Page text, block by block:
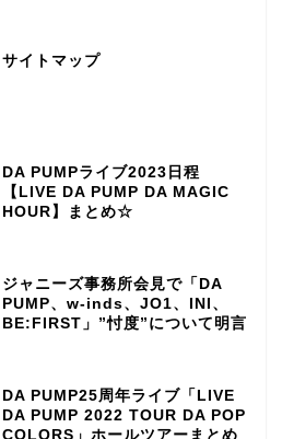
サイトマップ
DA PUMPライブ2023日程
【LIVE DA PUMP DA MAGIC
HOUR】まとめ☆
ジャニーズ事務所会見で「DA
PUMP、w-inds、JO1、INI、
BE:FIRST」”忖度”について明言
DA PUMP25周年ライブ「LIVE
DA PUMP 2022 TOUR DA POP
COLORS」ホールツアーまとめ